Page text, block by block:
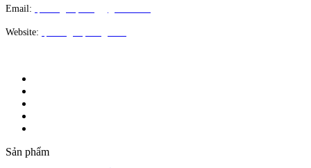
Email:
Website:
Sản phẩm